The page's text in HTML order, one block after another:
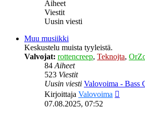
Aiheet
Viestit
Uusin viesti
Muu musiikki
Keskustelu muista tyyleistä.
Valvojat: rottencreep, Teknojta,
84Aiheet
523 Viestit
Uusin viesti Valovoima - Bass
Kirjoittaja Valovoima
07.08.2025, 07:52